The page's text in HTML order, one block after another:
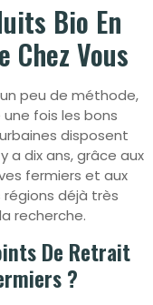
Bio En
Vous
peu de méthode,
fois les bons
disposent
a dix ans, grâce aux
fermiers et aux
déjà très
recherche.
De Retrait
?